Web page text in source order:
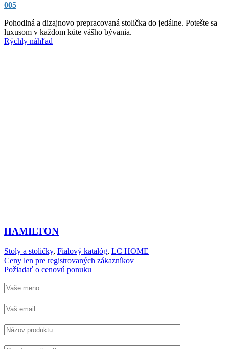
005
Pohodlná a dizajnovo prepracovaná stolička do jedálne. Potešte sa
luxusom v každom kúte vášho bývania.
Rýchly náhľad
HAMILTON
Stoly a stoličky, Fialový katalóg, LC HOME
Ceny len pre registrovaných zákazníkov
Požiadať o cenovú ponuku